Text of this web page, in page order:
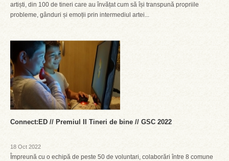
artiști, din 100 de tineri care au învățat cum să își transpună propriile
probleme, gânduri și emoții prin intermediul artei...
Connect:ED // Premiul II Tineri de bine // GSC 2022
18 Oct 2022
Împreună cu o echipă de peste 50 de voluntari, colaborări între 8 comune